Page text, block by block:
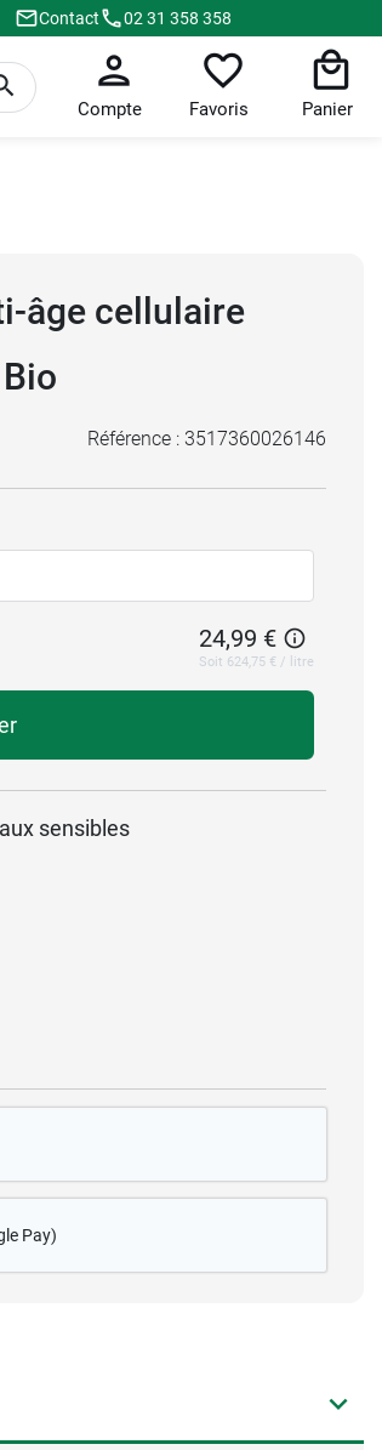
Contact 02 31 358 358
Compte Favoris Panier
âge cellulaire
Référence : 3517360026146
24,99 €
Soit 624,75 € / litre
sensibles
Pay)